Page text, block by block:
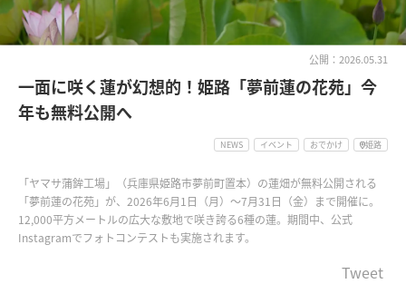
公開：2026.05.31
一面に咲く蓮が幻想的！姫路「夢前蓮の花苑」今
年も無料公開へ
NEWS イベント おでかけ 姫路
「ヤマサ蒲鉾工場」（兵庫県姫路市夢前町置本）の蓮畑が無料公開される
「夢前蓮の花苑」が、2026年6月1日（月）～7月31日（金）まで開催に。
12,000平方メートルの広大な敷地で咲き誇る6種の蓮。期間中、公式
Instagramでフォトコンテストも実施されます。
Tweet